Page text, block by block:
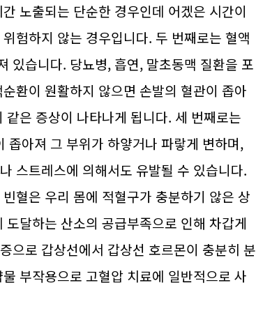
노출되는 단순한 경우인데 어겠은 시간이
험하지 않는 경우입니다. 두 번째로는 혈액
있습니다. 당뇨병, 흡연, 말초동맥 질환을 포
환이 원활하지 않으면 손발의 혈관이 좁아
은 증상이 나타나게 됩니다. 세 번째로는
좁아져 그 부위가 하얗거나 파랗게 변하며,
스트레스에 의해서도 유발될 수 있습니다.
혈은 우리 몸에 적혈구가 충분하기 않은 상
달하는 산소의 공급부족으로 인해 차갑게
으로 갑상선에서 갑상선 호르몬이 충분히 분
부작용으로 고혈압 치료에 일반적으로 사